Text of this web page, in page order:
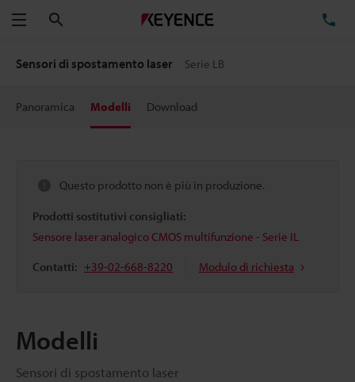
Menu
Sensori di spostamento laser Serie LB
Panoramica Modelli Download
Questo prodotto non è più in produzione.
Prodotti sostitutivi consigliati:
Sensore laser analogico CMOS multifunzione - Serie IL
Contatti: +39-02-668-8220 Modulo di richiesta
Modelli
Sensori di spostamento laser